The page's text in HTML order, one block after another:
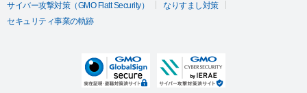
サイバー攻撃対策（GMO Flatt Security）
なりすまし対策
セキュリティ事業の軌跡